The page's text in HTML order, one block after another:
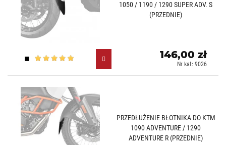
1050 / 1190 / 1290 SUPER ADV. S
(PRZEDNIE)
Czarny (N)
146,00 zł
Nr kat: 9026
PRZEDŁUŻENIE BŁOTNIKA DO KTM
1090 ADVENTURE / 1290
ADVENTURE R (PRZEDNIE)